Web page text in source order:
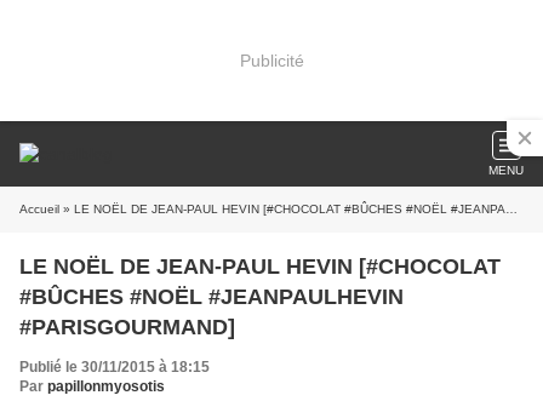
Publicité
MENU
Accueil » LE NOËL DE JEAN-PAUL HEVIN [#CHOCOLAT #BÛCHES #NOËL #JEANPAULHEVIN #PARISGOURMAND]
LE NOËL DE JEAN-PAUL HEVIN [#CHOCOLAT
#BÛCHES #NOËL #JEANPAULHEVIN
#PARISGOURMAND]
Publié le 30/11/2015 à 18:15
Par papillonmyosotis